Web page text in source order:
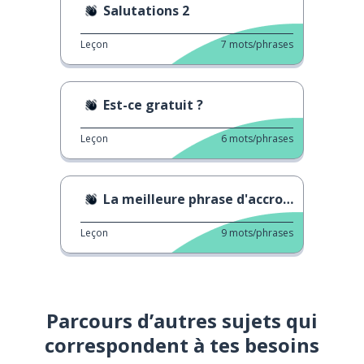
Salutations 2
Leçon 7 mots/phrases
Est-ce gratuit ?
Leçon 6 mots/phrases
La meilleure phrase d'accroche
Leçon 9 mots/phrases
Parcours d’autres sujets qui
correspondent à tes besoins